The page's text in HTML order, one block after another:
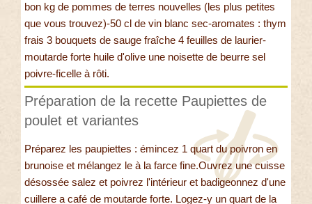
bon kg de pommes de terres nouvelles (les plus petites
que vous trouvez)-50 cl de vin blanc sec-aromates : thym
frais 3 bouquets de sauge fraîche 4 feuilles de laurier-
moutarde forte huile d'olive une noisette de beurre sel
poivre-ficelle à rôti.
Préparation de la recette Paupiettes de
poulet et variantes
Préparez les paupiettes : émincez 1 quart du poivron en
brunoise et mélangez le à la farce fine.Ouvrez une cuisse
désossée salez et poivrez l'intérieur et badigeonnez d'une
cuillere a café de moutarde forte. Logez-y un quart de la